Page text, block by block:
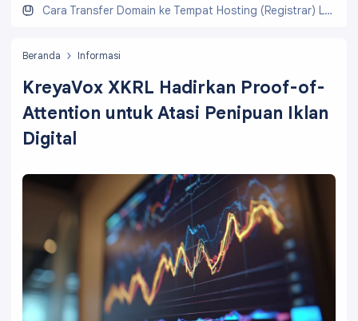
Cara Transfer Domain ke Tempat Hosting (Registrar) Lain
Beranda Informasi
KreyaVox XKRL Hadirkan Proof-of-
Attention untuk Atasi Penipuan Iklan
Digital